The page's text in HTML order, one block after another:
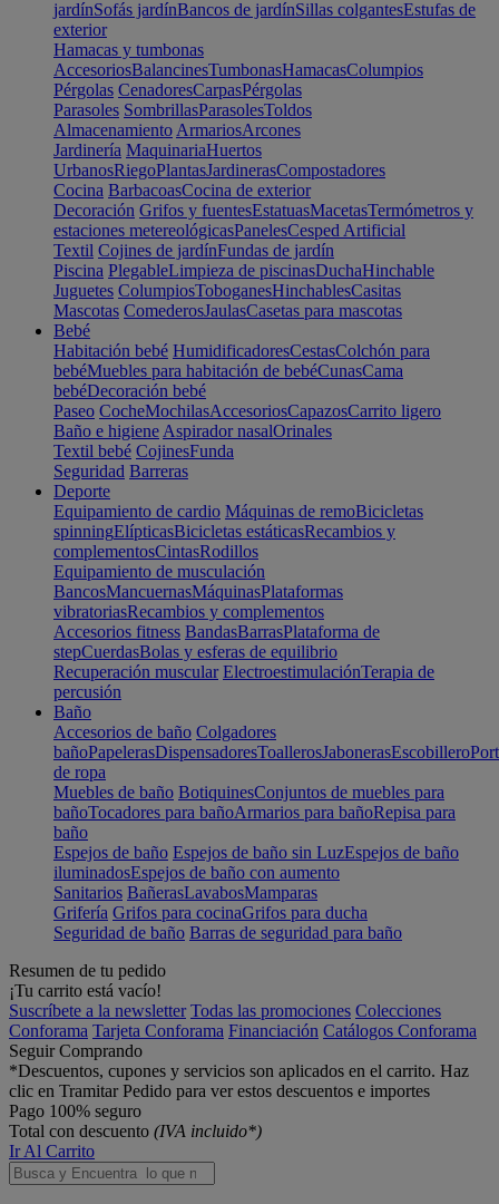
jardínSofás jardínBancos de jardínSillas colgantesEstufas de
exterior
Hamacas y tumbonas
AccesoriosBalancinesTumbonasHamacasColumpios
Pérgolas CenadoresCarpasPérgolas
Parasoles SombrillasParasolesToldos
Almacenamiento ArmariosArcones
Jardinería MaquinariaHuertos
UrbanosRiegoPlantasJardinerasCompostadores
Cocina BarbacoasCocina de exterior
Decoración Grifos y fuentesEstatuasMacetasTermómetros y
estaciones metereológicasPanelesCesped Artificial
Textil Cojines de jardínFundas de jardín
Piscina PlegableLimpieza de piscinasDuchaHinchable
Juguetes ColumpiosToboganesHinchablesCasitas
Mascotas ComederosJaulasCasetas para mascotas
Bebé
Habitación bebé HumidificadoresCestasColchón para
bebéMuebles para habitación de bebéCunasCama
bebéDecoración bebé
Paseo CocheMochilasAccesoriosCapazosCarrito ligero
Baño e higiene Aspirador nasalOrinales
Textil bebé CojinesFunda
Seguridad Barreras
Deporte
Equipamiento de cardio Máquinas de remoBicicletas
spinningElípticasBicicletas estáticasRecambios y
complementosCintasRodillos
Equipamiento de musculación
BancosMancuernasMáquinasPlataformas
vibratoriasRecambios y complementos
Accesorios fitness BandasBarrasPlataforma de
stepCuerdasBolas y esferas de equilibrio
Recuperación muscular ElectroestimulaciónTerapia de
percusión
Baño
Accesorios de baño Colgadores
bañoPapelerasDispensadoresToallerosJabonerasEscobillero
de ropa
Muebles de baño BotiquinesConjuntos de muebles para
bañoTocadores para bañoArmarios para bañoRepisa para
baño
Espejos de baño Espejos de baño sin LuzEspejos de baño
iluminadosEspejos de baño con aumento
Sanitarios BañerasLavabosMamparas
Grifería Grifos para cocinaGrifos para ducha
Seguridad de baño Barras de seguridad para baño
Resumen de tu pedido
¡Tu carrito está vacío!
Suscríbete a la newsletter Todas las promociones Colecciones
Conforama Tarjeta Conforama Financiación Catálogos Conforama
Seguir Comprando
*Descuentos, cupones y servicios son aplicados en el carrito. Haz
clic en Tramitar Pedido para ver estos descuentos e importes
Pago 100% seguro
Total con descuento (IVA incluido*)
Ir Al Carrito